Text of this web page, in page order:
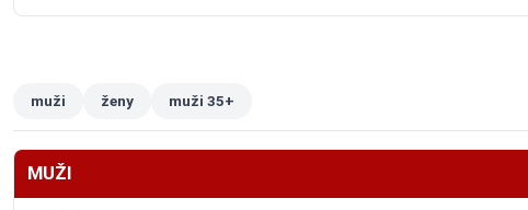
muži ženy muži 35+
MUŽI